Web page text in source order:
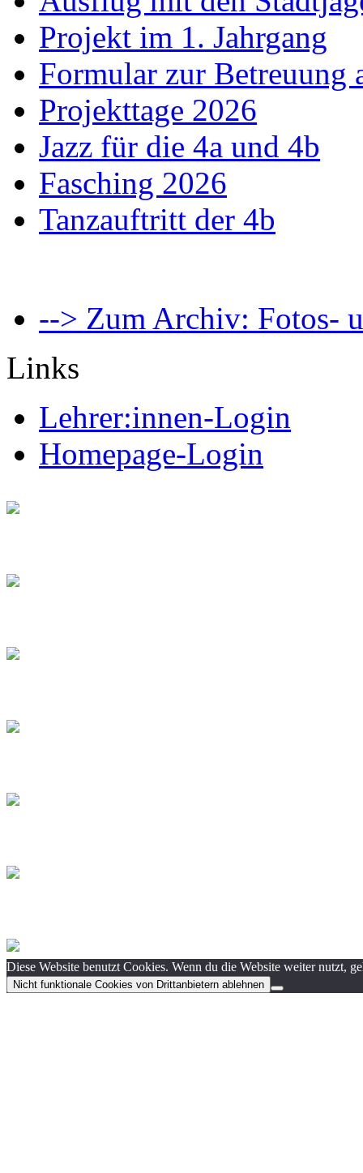
Projekt im 1. Jahrgang
Formular zur Betreuung
Projekttage 2026
Jazz für die 4a und 4b
Fasching 2026
Tanzauftritt der 4b
--> Zum Archiv: Fotos-
Links
Lehrer:innen-Login
Homepage-Login
Diese Website benutzt Cookies. Wenn du die Website weiter nutzt,
Nicht funktionale Cookies von Drittanbietern ablehnen